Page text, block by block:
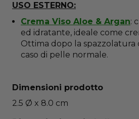
USO ESTERNO:
Crema Viso Aloe & Argan:
ed idratante, ideale come
Ottima dopo la spazzolatura
caso di pelle normale.
Dimensioni prodotto
2.5 Ø x 8.0 cm